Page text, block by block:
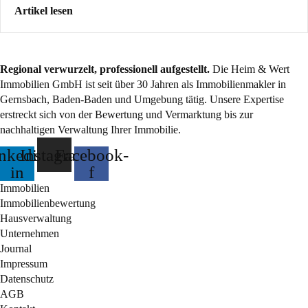
Artikel lesen
Regional verwurzelt, professionell aufgestellt. Die Heim & Wert
Immobilien GmbH ist seit über 30 Jahren als Immobilienmaklerin
Gernsbach, Baden-Baden und Umgebung tätig. Unsere Expertise
erstreckt sich von der Bewertung und Vermarktung bis zur
nachhaltigen Verwaltung Ihrer Immobilie.
in
InstagramFacebook-
f
Immobilien
Immobilienbewertung
Hausverwaltung
Unternehmen
Journal
Impressum
Datenschutz
AGB